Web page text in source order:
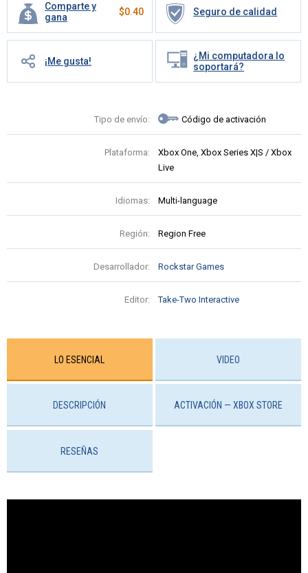
Comparte y
gana
$0.40 Seguro de calidad
¡Me gusta!
¿Mi computadora lo
soportará?
Tipo de envío: Código de activación
Plataforma:
Xbox One, Xbox Series X|S / Xbox
Live
Idiomas: Multi-language
Región: Region Free
Desarrollador: Rockstar Games
Editor: Take-Two Interactive
LO ESENCIAL VIDEO
DESCRIPCIÓN ACTIVACIÓN — ХBOX STORE
RESEÑAS